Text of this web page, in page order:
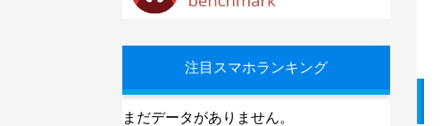
注目スマホランキング
まだデータがありません。